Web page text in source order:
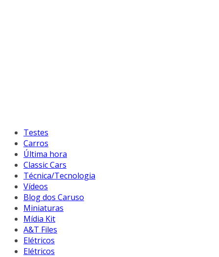
Testes
Carros
Última hora
Classic Cars
Técnica/Tecnologia
Vídeos
Blog dos Caruso
Miniaturas
Mídia Kit
A&T Files
Elétricos
Elétricos